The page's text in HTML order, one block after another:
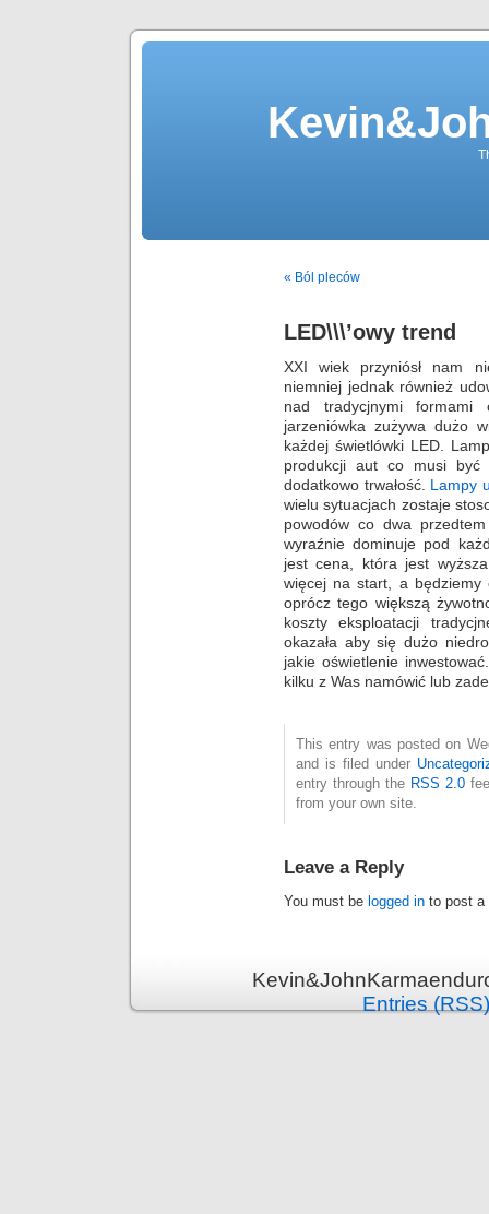
« Ból pleców
LED\\\’owy trend
XXI wiek przyniósł nam
niemniej jednak również
nad tradycjnymi formami
jarzeniówka zużywa dużo
każdej świetlówki LED.
produkcji aut co musi być
dodatkowo trwałość. Lampy
wielu sytuacjach zostaje
powodów co dwa
wyraźnie dominuje pod
jest cena, która jest
więcej na start, a będziemy
oprócz tego większą
koszty eksploatacji
okazała aby się dużo
jakie oświetlenie
kilku z Was namówić lub
This entry was posted on
and is filed under
entry through the RSS 2.0
from your own site.
Leave a Reply
You must be logged in to post a
Entries (RSS)